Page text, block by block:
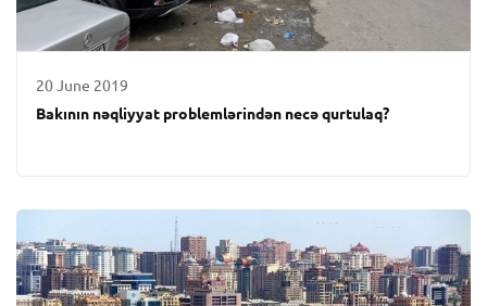
20 June 2019
Bakının nəqliyyat problemlərindən necə qurtulaq?